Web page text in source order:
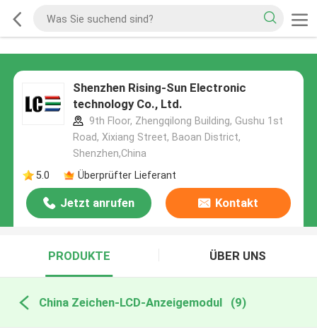
Shenzhen Rising-Sun Electronic
technology Co., Ltd.
9th Floor, Zhengqilong Building, Gushu 1st
Road, Xixiang Street, Baoan District,
Shenzhen,China
5.0
Überprüfter Lieferant
Jetzt anrufen Kontakt
PRODUKTE ÜBER UNS
China Zeichen-LCD-Anzeigemodul (9)